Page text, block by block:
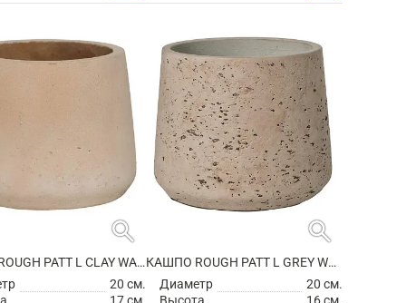
search
КАШПО ROUGH PATT L CLAY WASHED
20 см.
17 см.
search
КАШПО ROUGH PATT L GREY WASHED
Диаметр
20 см.
Высота
16 см.